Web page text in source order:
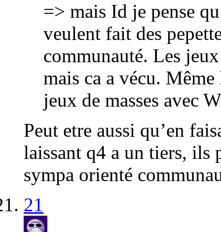
=> mais Id je pense
veulent fait des
communauté. Les
mais ca a vécu.
jeux de masses avec
Peut etre aussi qu’en
laissant q4 a un tiers,
sympa orienté
21